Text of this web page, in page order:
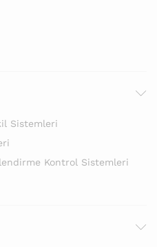
Sistemleri
Kontrol Sistemleri